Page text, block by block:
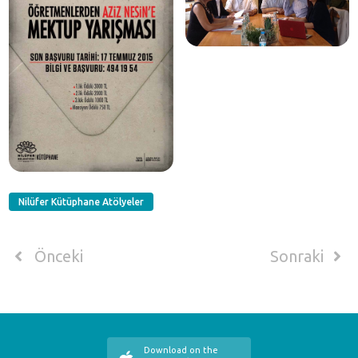
Nilüfer Kütüphane Atölyeler
Önceki Sonraki
Download on the